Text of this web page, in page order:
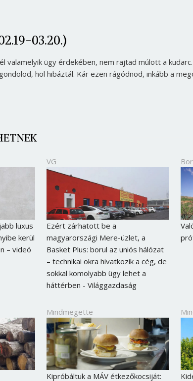
03.20.)
valamelyik ügy érdekében, nem rajtad múlott a
hol hibáztál. Kár ezen rágódnod, inkább a
luxus
kerül
– videó
VG
Ezért zárhatott be a
magyarországi Mere-üzlet, a
Basket Plus: borul az uniós hálózat
– technikai okra hivatkozik a cég, de
sokkal komolyabb ügy lehet a
háttérben - Világgazdaság
Mindmegette
Kipróbáltuk a MÁV étkezőkocsiját: